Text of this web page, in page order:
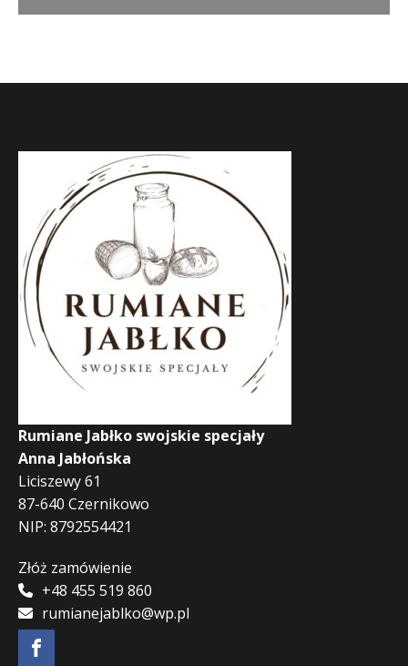
Rumiane Jabłko swojskie specjały
Anna Jabłońska
Liciszewy 61
87-640 Czernikowo
NIP: 8792554421
Złóż zamówienie
+48 455 519 860
rumianejablko@wp.pl